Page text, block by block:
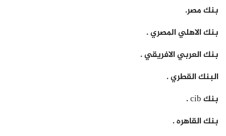
بنك مصر.
بنك الاهلي المصري .
بنك العربي الافريقي .
البنك القطري .
بنك cib .
بنك القاهره .